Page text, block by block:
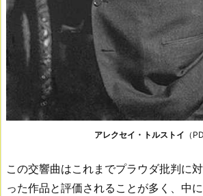
アレクセイ・トルストイ （
この交響曲はこれまでプラウダ批判に
った作品と評価されることが多く、中